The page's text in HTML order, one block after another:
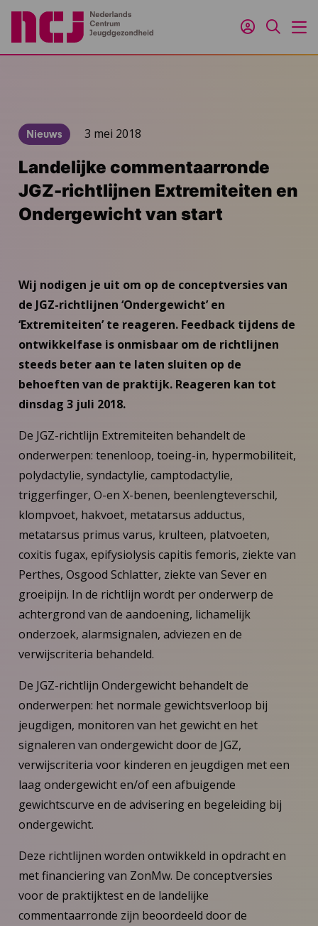
Inloggen
Zoeken
Nieuws 3 mei 2018
Landelijke commentaarronde
JGZ-richtlijnen Extremiteiten en
Ondergewicht van start
Wij nodigen je uit om op de conceptversies van
de JGZ-richtlijnen ‘Ondergewicht’ en
‘Extremiteiten’ te reageren. Feedback tijdens de
ontwikkelfase is onmisbaar om de richtlijnen
steeds beter aan te laten sluiten op de
behoeften van de praktijk. Reageren kan tot
dinsdag 3 juli 2018.
De JGZ-richtlijn Extremiteiten behandelt de
onderwerpen: tenenloop, toeing-in, hypermobiliteit,
polydactylie, syndactylie, camptodactylie,
triggerfinger, O-en X-benen, beenlengteverschil,
klompvoet, hakvoet, metatarsus adductus,
metatarsus primus varus, krulteen, platvoeten,
coxitis fugax, epifysiolysis capitis femoris, ziekte van
Perthes, Osgood Schlatter, ziekte van Sever en
groeipijn. In de richtlijn wordt per onderwerp de
achtergrond van de aandoening, lichamelijk
onderzoek, alarmsignalen, adviezen en de
verwijscriteria behandeld.
De JGZ-richtlijn Ondergewicht behandelt de
onderwerpen: het normale gewichtsverloop bij
jeugdigen, monitoren van het gewicht en het
signaleren van ondergewicht door de JGZ,
verwijscriteria voor kinderen en jeugdigen met een
laag ondergewicht en/of een afbuigende
gewichtscurve en de advisering en begeleiding bij
ondergewicht.
Deze richtlijnen worden ontwikkeld in opdracht en
met financiering van ZonMw. De conceptversies
voor de praktijktest en de landelijke
commentaarronde zijn beoordeeld door de